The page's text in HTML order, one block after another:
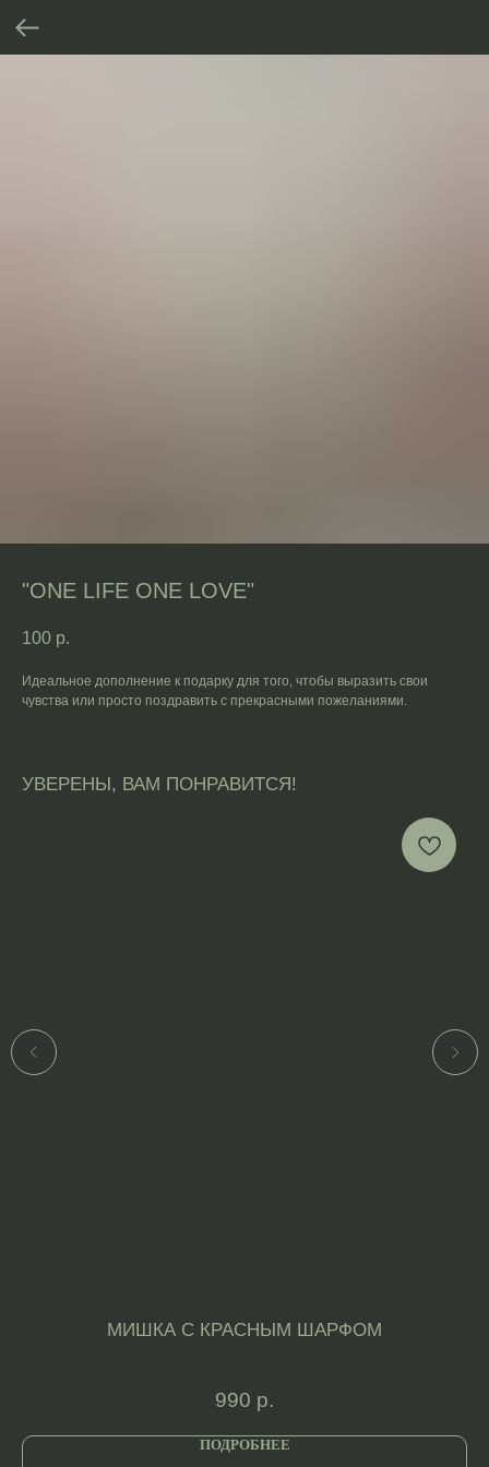
"ONE LIFE ONE LOVE"
100 р.
Идеальное дополнение к подарку для того, чтобы выразить свои
чувства или просто поздравить с прекрасными пожеланиями.
УВЕРЕНЫ, ВАМ ПОНРАВИТСЯ!
МИШКА С КРАСНЫМ ШАРФОМ
990 р.
ПОДРОБНЕЕ